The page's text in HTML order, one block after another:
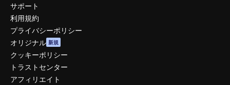
サポート
利用規約
プライバシーポリシー
オリジナル 新規
クッキーポリシー
トラストセンター
アフィリエイト